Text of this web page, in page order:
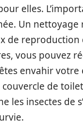
elles.
Un
de reproduction
vous pouvez
envahir votre
couvercle de
les insectes de